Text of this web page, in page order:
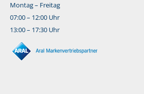
Montag – Freitag
07:00 – 12:00 Uhr
13:00 – 17:30 Uhr